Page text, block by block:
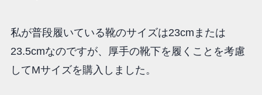
私が普段履いている靴のサイズは23cmまたは
23.5cmなのですが、厚手の靴下を履くことを考慮
してMサイズを購入しました。